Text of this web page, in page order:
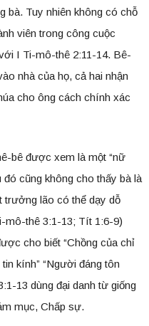
bà. Tuy nhiên không có chỗ
viên trong công cuộc
I Ti-mô-thê 2:11-14. Bê-
nhà của họ, cả hai nhận
cho ông cách chính xác
bê được xem là một “nữ
đó cũng không cho thấy bà là
trưởng lão có thể dạy dỗ
mô-thê 3:1-13; Tít 1:6-9)
cho biết “Chồng của chỉ
kính” “Người đáng tôn
13 dùng đại danh từ giống
mục, Chấp sự.